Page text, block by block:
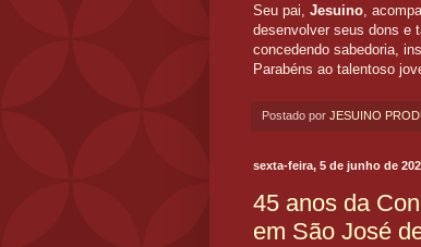
Seu pai, Jesuino ,
desenvolver seus dons e
concedendo sabedoria,
Parabéns ao talentoso
Postado por JESUINO
sexta-feira, 5 de junho de
45 anos da
em São José